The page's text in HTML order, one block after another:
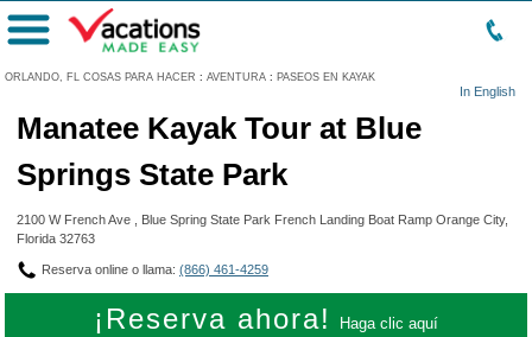
ORLANDO, FL COSAS PARA HACER : AVENTURA : PASEOS EN KAYAK
In English
Menú
Manatee Kayak Tour at Blue
Springs State Park
2100 W French Ave , Blue Spring State Park French Landing Boat Ramp Orange City,
Florida 32763
Reserva online o llama: (866) 461-4259
¡Reserva ahora! Haga clic aquí